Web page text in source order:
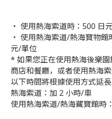
・ 使用熱海索道時：500 日
・ 使用熱海索道/熱海寶物
元/單位
* 如果您正在使用熱海後樂園
商店和餐廳，或者使用熱海
以下時間將根據使用方式延長
熱海索道：加 2 小時/車
使用熱海索道/熱海藏寶館時